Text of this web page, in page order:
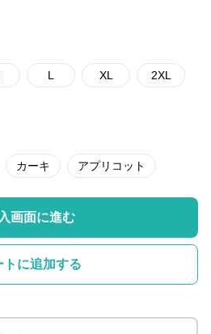
L XL 2XL
カーキ アプリコット
画面に進む
トに追加する